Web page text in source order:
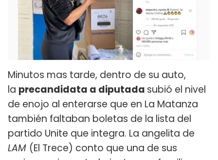
Minutos mas tarde, dentro de su auto,
la precandidata a diputada subió el nivel
de enojo al enterarse que en La Matanza
también faltaban boletas de la lista del
partido Unite que integra. La angelita de
LAM (El Trece) conto que una de sus